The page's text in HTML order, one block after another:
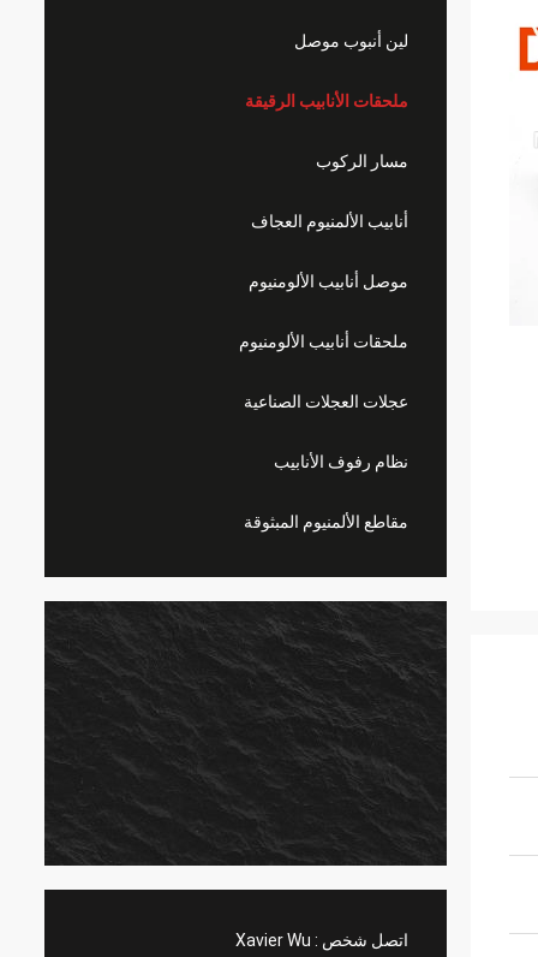
لين أنبوب موصل
ملحقات الأنابيب الرقيقة
مسار الركوب
أنابيب الألمنيوم العجاف
موصل أنابيب الألومنيوم
ملحقات أنابيب الألومنيوم
عجلات العجلات الصناعية
نظام رفوف الأنابيب
مقاطع الألمنيوم المبثوقة
اتصل شخص : Xavier Wu